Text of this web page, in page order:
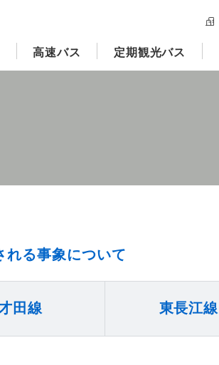
高速バス 定期観光バス
れる事象について
田線 東長江線